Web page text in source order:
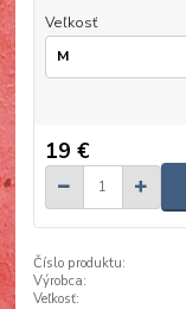
Veľkosť
19 €
Číslo produktu:
Výrobca:
Veľkosť: